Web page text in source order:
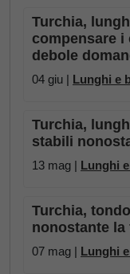
Turchia,
compensare i
debole
04 giu | Lunghi e
Turchia,
stabili
13 mag | Lunghi
Turchia,
nonostante la
07 mag | Lunghi